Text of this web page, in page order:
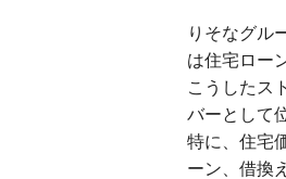
りそなグル
は住宅ロー
こうしたス
バーとして
特に、住宅
ーン、借換